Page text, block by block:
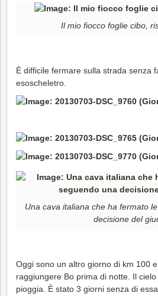
Il mio fiocco foglie cibo,
È difficile fermare sulla strada senza
esoscheletro.
Una cava italiana che ha fermato
decisione del
Oggi sono un altro giorno di km 100
raggiungere Bo prima di notte. Il
pioggia. È stato 3 giorni senza di